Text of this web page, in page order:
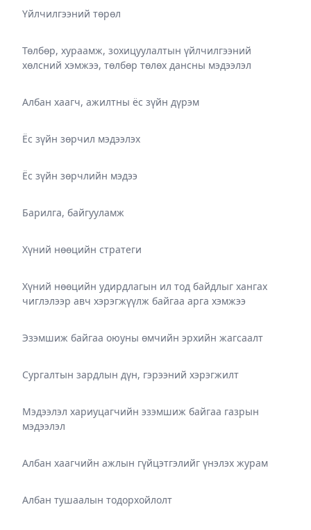
Үйлчилгээний төрөл
Төлбөр, хураамж, зохицуулалтын үйлчилгээний
хөлсний хэмжээ, төлбөр төлөх дансны мэдээлэл
Албан хаагч, ажилтны ёс зүйн дүрэм
Ёс зүйн зөрчил мэдээлэх
Ёс зүйн зөрчлийн мэдээ
Барилга, байгууламж
Хүний нөөцийн стратеги
Хүний нөөцийн удирдлагын ил тод байдлыг хангах
чиглэлээр авч хэрэгжүүлж байгаа арга хэмжээ
Эзэмшиж байгаа оюуны өмчийн эрхийн жагсаалт
Сургалтын зардлын дүн, гэрээний хэрэгжилт
Мэдээлэл хариуцагчийн эзэмшиж байгаа газрын
мэдээлэл
Албан хаагчийн ажлын гүйцэтгэлийг үнэлэх журам
Албан тушаалын тодорхойлолт